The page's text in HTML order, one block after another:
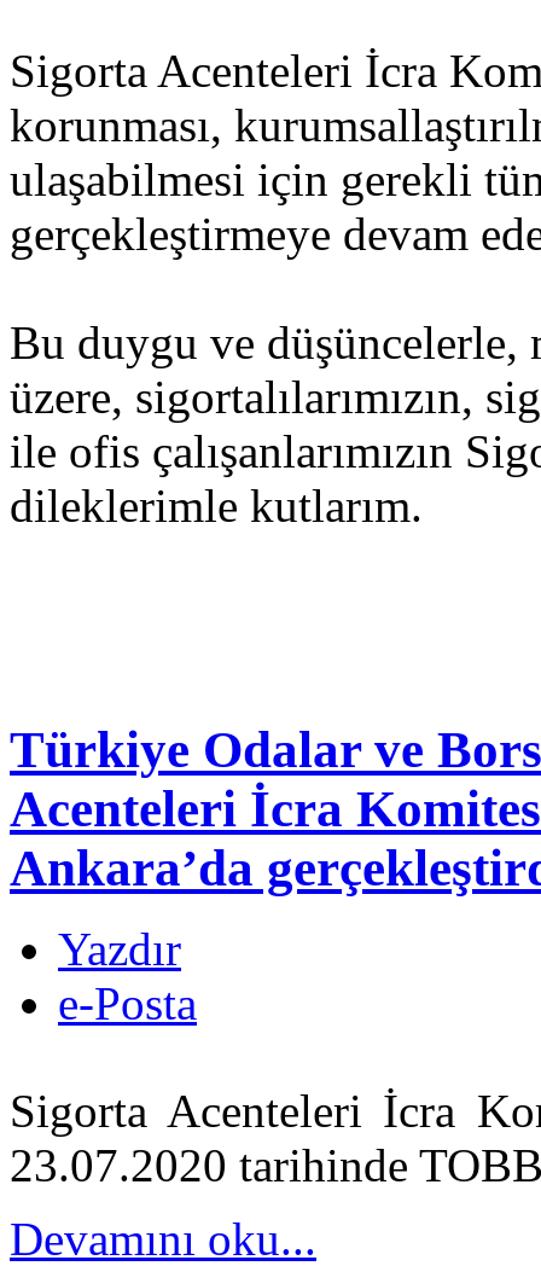
Sigorta Acenteleri İcra
korunması,
ulaşabilmesi için gerekli
gerçekleştirmeye devam
Bu duygu ve düşüncelerle,
üzere, sigortalılarımızın,
ile ofis çalışanlarımızın
dileklerimle kutlarım.
Türkiye Odalar ve
Acenteleri İcra
Ankara’da
Yazdır
e-Posta
Sigorta Acenteleri İcra
23.07.2020 tarihinde
Devamını oku...